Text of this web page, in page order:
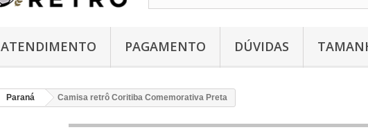
ATENDIMENTO PAGAMENTO DÚVIDAS
Paraná Camisa retrô Coritiba Comemorativa Preta